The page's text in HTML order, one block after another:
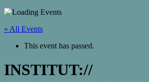
« All Events
This event has passed.
INSTITUT://